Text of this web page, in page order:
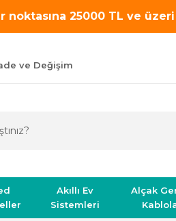
noktasına 25000 TL ve
ve Değişim
Akıllı Ev
Sistemleri
Alçak